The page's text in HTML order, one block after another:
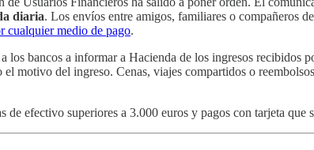
diaria. Los envíos entre amigos, familiares o compañeros
cualquier medio de pago.
bancos a informar a Hacienda de los ingresos recibidos
motivo del ingreso. Cenas, viajes compartidos o
de efectivo superiores a 3.000 euros y pagos con tarjeta que